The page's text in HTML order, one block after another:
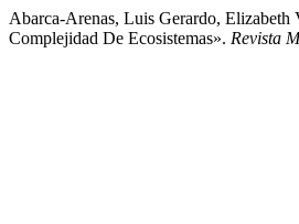
Abarca-Arenas, Luis Gerardo,
Complejidad De Ecosistemas». Revista